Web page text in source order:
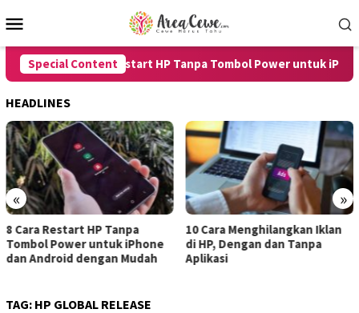
to
Menu
Special Content
8 Cara Restart HP Tanpa Tombol Power untuk iPhone
HEADLINES
« »
10 Cara Menghilangkan Iklan
di HP, Dengan dan Tanpa
Aplikasi
7 Cara Merekam Suara di
untuk Android dan
dengan Hasil Jernih
TAG: HP GLOBAL RELEASE